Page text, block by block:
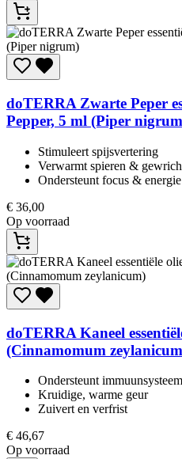
doTERRA Zwarte Peper
Pepper, 5 ml (Piper
Stimuleert spijsvertering​
Verwarmt spieren &
Ondersteunt focus & energie​
€ 36,00
Op voorraad
doTERRA Kaneel
(Cinnamomum
Ondersteunt immuunsysteem​
Kruidige, warme geur​
Zuivert en verfrist​
€ 46,67
Op voorraad